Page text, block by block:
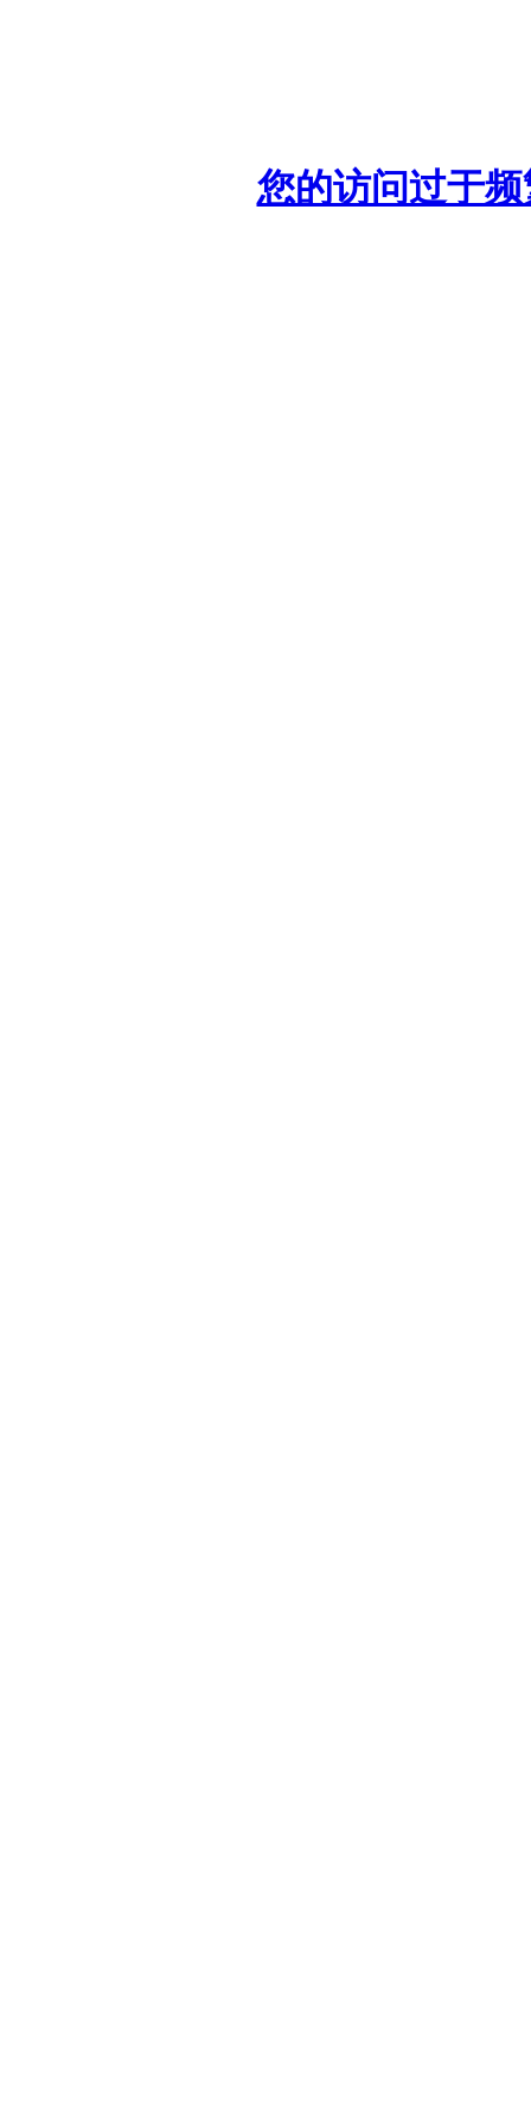
您的访问过于